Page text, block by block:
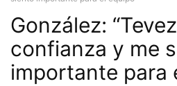
González:
confianza y me
importante para